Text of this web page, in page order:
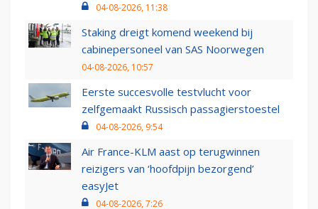
04-08-2026, 11:38
Staking dreigt komend weekend bij
cabinepersoneel van SAS Noorwegen
04-08-2026, 10:57
Eerste succesvolle testvlucht voor
zelfgemaakt Russisch passagierstoestel
04-08-2026, 9:54
Air France-KLM aast op terugwinnen
reizigers van ‘hoofdpijn bezorgend’
easyJet
04-08-2026, 7:26